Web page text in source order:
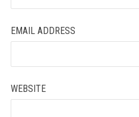
EMAIL ADDRESS
WEBSITE